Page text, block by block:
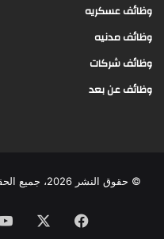
وظائف عسكريه
وظائف مدنيه
وظائف شركات
وظائف عن بعد
© حقوق النشر 2026، جميع الحقوق محفوظة |
فيسبوك